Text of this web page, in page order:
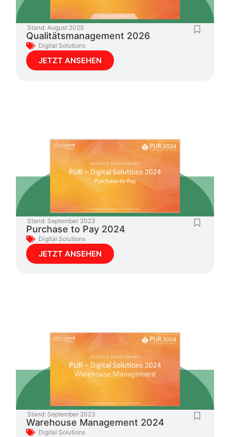
Stand: August 2025
Qualitätsmanagement 2026
Digital Solutions
JETZT ANSEHEN
Stand: September 2023
Purchase to Pay 2024
Digital Solutions
JETZT ANSEHEN
Stand: September 2023
Warehouse Management 2024
Digital Solutions